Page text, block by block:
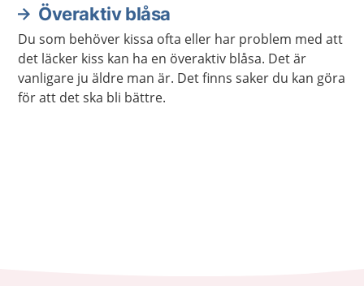
Överaktiv blåsa
Du som behöver kissa ofta eller har problem med att
det läcker kiss kan ha en överaktiv blåsa. Det är
vanligare ju äldre man är. Det finns saker du kan göra
för att det ska bli bättre.